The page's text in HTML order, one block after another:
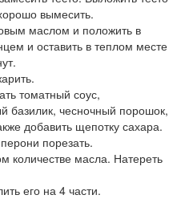
вымесить.
маслом и положить в
и оставить в теплом месте
томатный соус,
базилик, чесночный порошок,
добавить щепотку сахара.
порезать.
количестве масла. Натереть
его на 4 части.